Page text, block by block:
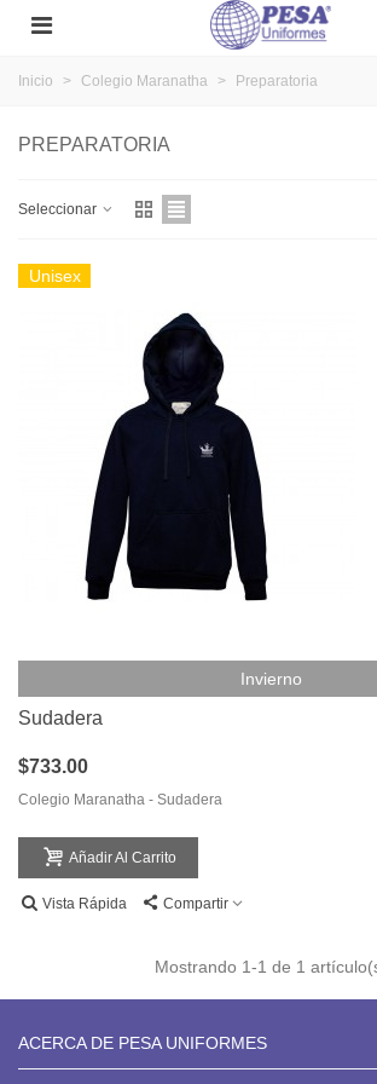
Inicio > Colegio Maranatha > Preparatoria
PREPARATORIA
Seleccionar
Unisex
Invierno
Sudadera
$733.00
Colegio Maranatha - Sudadera
Añadir Al Carrito
Vista Rápida Compartir
Mostrando 1-1 de 1
ACERCA DE PESA UNIFORMES